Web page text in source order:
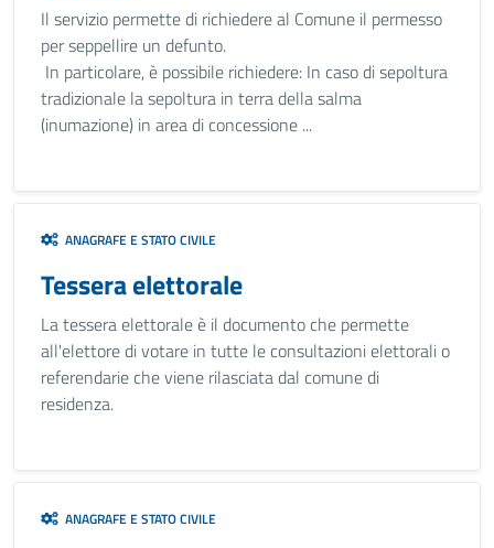
Il servizio permette di richiedere al Comune il permesso
per seppellire un defunto.
In particolare, è possibile richiedere: In caso di sepoltura
tradizionale la sepoltura in terra della salma
(inumazione) in area di concessione ...
ANAGRAFE E STATO CIVILE
Tessera elettorale
La tessera elettorale è il documento che permette
all'elettore di votare in tutte le consultazioni elettorali o
referendarie che viene rilasciata dal comune di
residenza.
ANAGRAFE E STATO CIVILE